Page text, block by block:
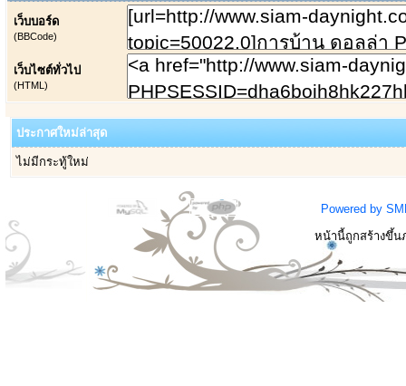
เว็บบอร์ด
(BBCode)
เว็บไซต์ทั่วไป
(HTML)
ประกาศใหม่ล่าสุด
ไม่มีกระทู้ใหม่
Powered by
หน้านี้ถูกสร้างขึ้น